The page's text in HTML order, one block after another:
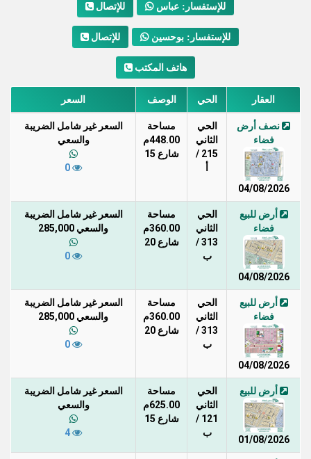
للإتصال للإستفسار: عباس
للإتصال للإستفسار: بوحسين
هاتف المكتب
العقار الحي الوصف السعر
نصف أرض
فضاء
04/08/2026
الحي
الثاني
215 /
مساحة
448.00م
شارع 15
السعر غير شامل الضريبة
والسعي
أرض للبيع
فضاء
04/08/2026
الحي
الثاني
313 /
ب
مساحة
360.00م
شارع 20
السعر غير شامل الضريبة
والسعي 285,000
أرض للبيع
فضاء
04/08/2026
الحي
الثاني
313 /
ب
مساحة
360.00م
شارع 20
السعر غير شامل الضريبة
والسعي 285,000
أرض للبيع
01/08/2026
الحي
الثاني
121 /
ب
مساحة
625.00م
شارع 15
السعر غير شامل الضريبة
والسعي